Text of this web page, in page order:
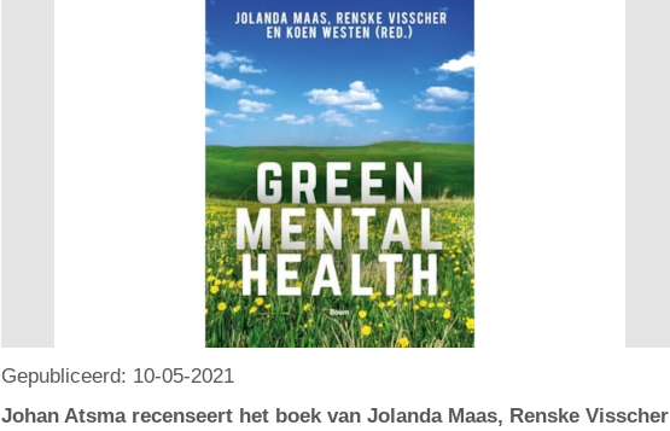
Gepubliceerd: 10-05-2021
Johan Atsma recenseert het boek van Jolanda Maas, Renske Visscher